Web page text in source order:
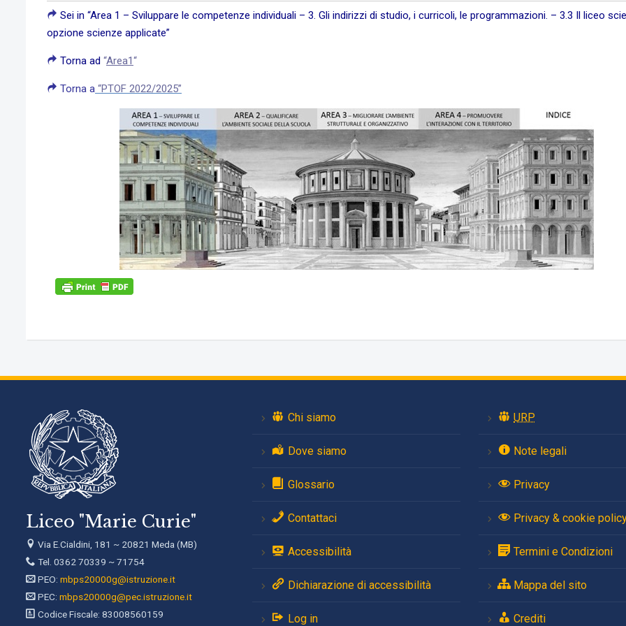
Sei in “Area 1 – Sviluppare le competenze individuali – 3. Gli indirizzi di studio, i curricoli, le programmazioni. – 3.3 Il liceo
opzione scienze applicate”
Torna ad “Area1“
Torna a “PTOF 2022/2025”
Liceo "Marie Curie"
Via E.Cialdini, 181 ~ 20821 Meda (MB)
Tel. 0362 70339 ~ 71754
PEO: mbps20000g@istruzione.it
PEC: mbps20000g@pec.istruzione.it
Codice Fiscale: 83008560159
Chi siamo
Dove siamo
Glossario
Contattaci
Accessibilità
Dichiarazione di accessibilità
Log in
URP
Note legali
Privacy
Privacy & cookie
Termini e Condizioni
Mappa del sito
Crediti